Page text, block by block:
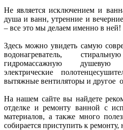
Не является исключением и
душа и ванн, утренние и
– все это мы делаем именно в ней!
Здесь можно увидеть самую
водонагреватель,
гидромассажную душевую
электрические
вытяжные вентиляторы и другое
На нашем сайте вы найдете
отделке и ремонту ванной с
материалов, а также много
собирается приступить к ремонту,